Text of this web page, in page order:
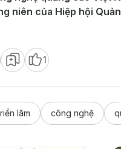
niên của Hiệp hội
1
lãm công nghệ